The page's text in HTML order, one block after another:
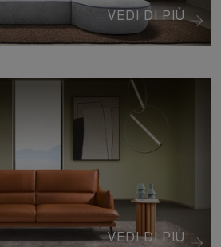
VEDI DI PIÙ
VEDI DI PIÙ